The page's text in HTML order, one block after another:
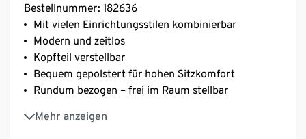
Bestellnummer: 182636
Mit vielen Einrichtungsstilen kombinierbar
Modern und zeitlos
Kopfteil verstellbar
Bequem gepolstert für hohen Sitzkomfort
Rundum bezogen – frei im Raum stellbar
Mehr anzeigen
Hersteller: DOMO Collection GmbH